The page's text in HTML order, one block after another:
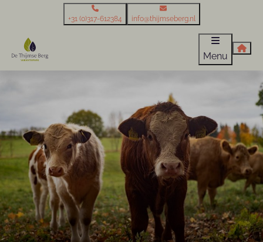
+31 (0)317-612384 info@thijmseberg.nl
Menu